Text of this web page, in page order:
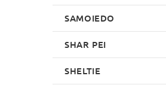
SAMOIEDO
SHAR PEI
SHELTIE